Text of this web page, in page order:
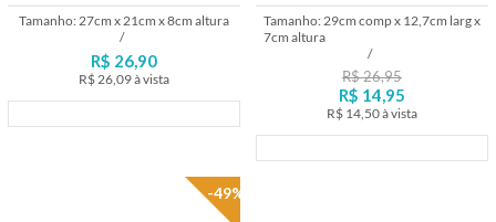
CHUMBO
Tamanho: 27cm x 21cm x 8cm altura
/
R$ 26,90
R$ 26,09à vista
Tamanho: 29cm comp x 12,7cm larg x
7cm altura
/
R$ 26,95
R$ 14,95
R$ 14,50à vista
-49%